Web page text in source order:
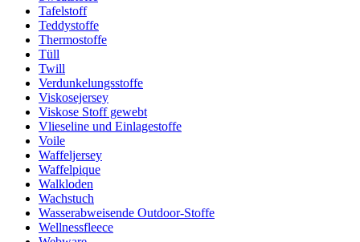
Tafelstoff
Teddystoffe
Thermostoffe
Tüll
Twill
Verdunkelungsstoffe
Viskosejersey
Viskose Stoff gewebt
Vlieseline und Einlagestoffe
Voile
Waffeljersey
Waffelpique
Walkloden
Wachstuch
Wasserabweisende Outdoor-Stoffe
Wellnessfleece